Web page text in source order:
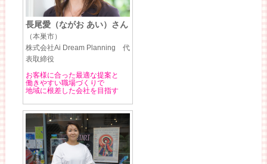
長尾愛（ながお あい）さん
（本巣市）
株式会社Ai Dream Planning 代
表取締役
お客様に合った最適な提案と
働きやすい職場づくりで
地域に根差した会社を目指す